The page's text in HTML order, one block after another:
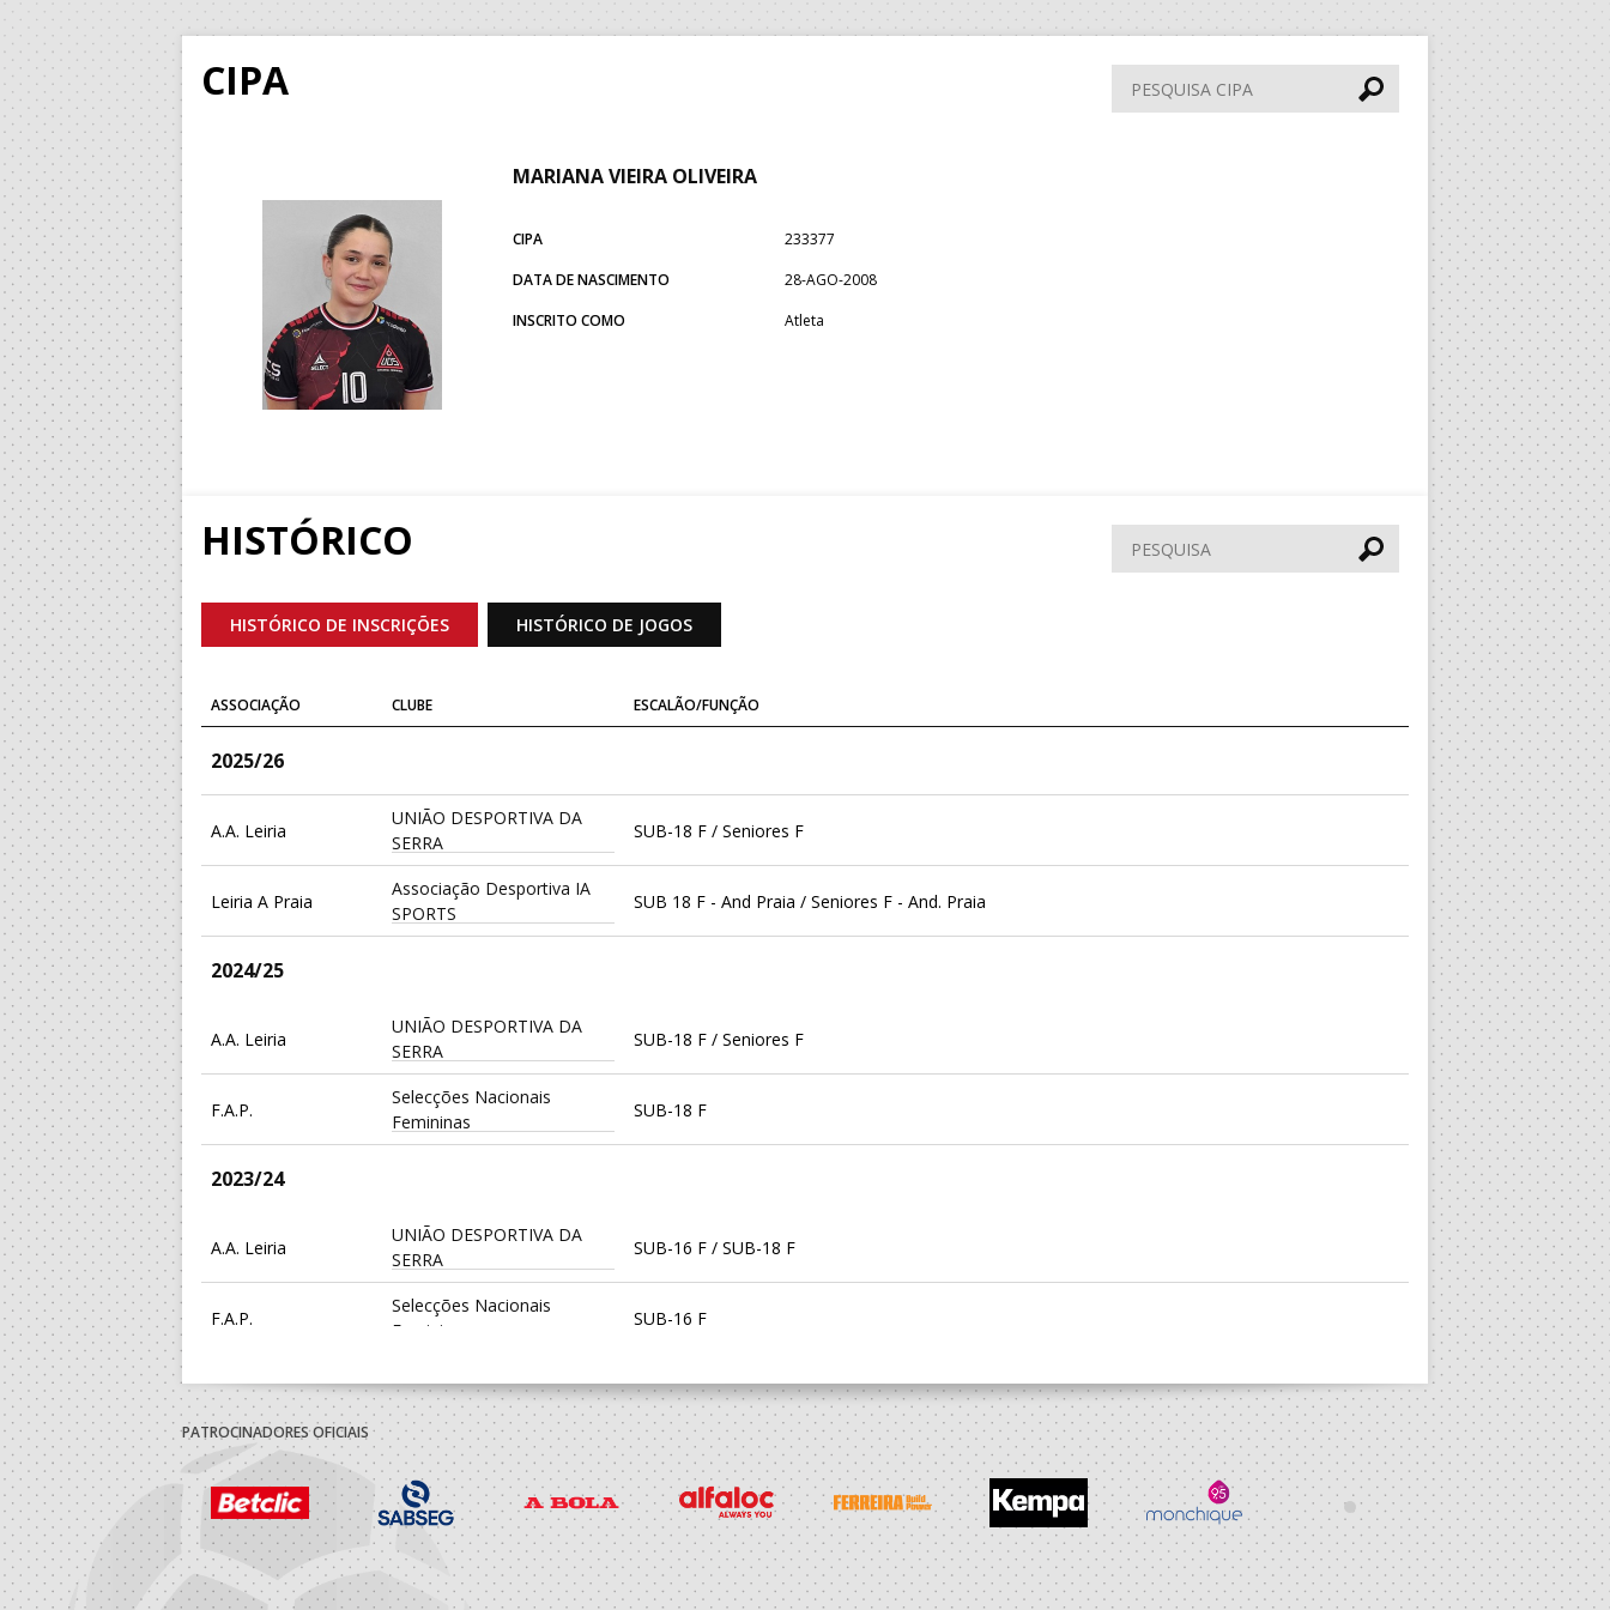
CIPA
Pesquisa
CIPA
MARIANA VIEIRA OLIVEIRA
CIPA
233377
DATA DE NASCIMENTO
28-AGO-2008
INSCRITO COMO
Atleta
HISTÓRICO Pesquisar
HISTÓRICO DE INSCRIÇÕES HISTÓRICO DE JOGOS
ASSOCIAÇÃO CLUBE ESCALÃO/FUNÇÃO
2025/26
A.A. Leiria
UNIÃO DESPORTIVA DA
SERRA
SUB-18 F / Seniores F
Leiria A Praia
Associação Desportiva IA
SPORTS
SUB 18 F - And Praia / Seniores F - And. Praia
2024/25
A.A. Leiria
UNIÃO DESPORTIVA DA
SERRA
SUB-18 F / Seniores F
F.A.P.
Selecções Nacionais
Femininas
SUB-18 F
2023/24
A.A. Leiria
UNIÃO DESPORTIVA DA
SERRA
SUB-16 F / SUB-18 F
F.A.P.
Selecções Nacionais
Femininas
SUB-16 F
2022/23
A.A. Leiria
UNIÃO DESPORTIVA DA
SERRA
SUB-16 F / SUB-18 F
F.A.P.
Selecções Nacionais
Femininas
SUB-16 F
2021/22
PATROCINADORES OFICIAIS